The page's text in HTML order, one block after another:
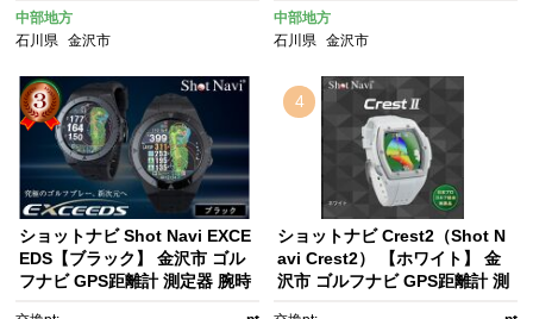
券 温泉 観光 旅行 ホテル 旅
館 クーポン チケット トラベル
クーポン トラベル 宿泊 旅行
券 温泉 観光 旅行 ホテル 旅
館 クーポン JTB トラベルクー
ポン トラベル
中部地方
石川県
金沢市
サリー ゴルフ練習 ゴルフラウ
ンド スポーツ用品 ゴルフアイ
テム 石川 北陸 復興支援 復興応
中部地方
石川県
金沢市
ショットナビ Shot Navi EXCE
EDS【ブラック】 金沢市 ゴル
フナビ GPS距離計 測定器 腕時
4
ショットナビ Crest2（Shot N
avi Crest2） 【ホワイト】 金
沢市 ゴルフナビ GPS距離計 測